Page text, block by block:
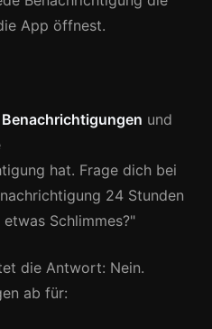
App öffnest.
und
hat. Frage dich bei
24 Stunden
Schlimmes?"
die Antwort: Nein.
ab für: